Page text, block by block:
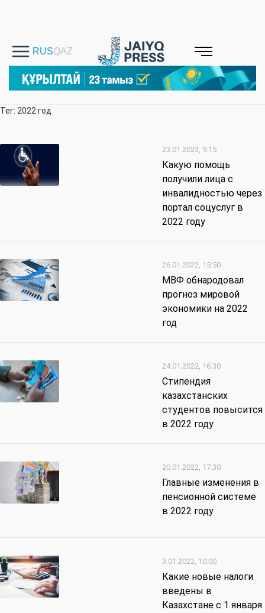
Тег: 2022 год
23.01.2023, 9:15
Какую помощь
получили лица с
инвалидностью через
портал соцуслуг в
2022 году
26.01.2022, 15:50
МВФ обнародовал
прогноз мировой
экономики на 2022
год
24.01.2022, 16:30
Стипендия
казахстанских
студентов повысится
в 2022 году
20.01.2022, 17:30
Главные изменения в
пенсионной системе
в 2022 году
3.01.2022, 10:00
Какие новые налоги
введены в
Казахстане с 1 января